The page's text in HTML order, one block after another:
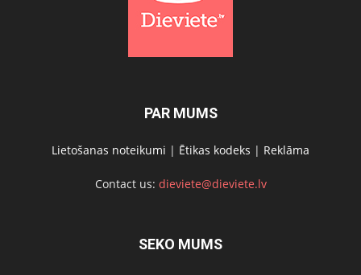
PAR MUMS
Lietošanas noteikumi | Ētikas kodeks | Reklāma
Contact us: dieviete@dieviete.lv
SEKO MUMS